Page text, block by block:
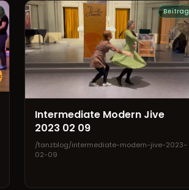
Beitrag
Intermediate Modern Jive
2023 02 09
/tanzblog/intermediate-modern-jive-2023-
02-09